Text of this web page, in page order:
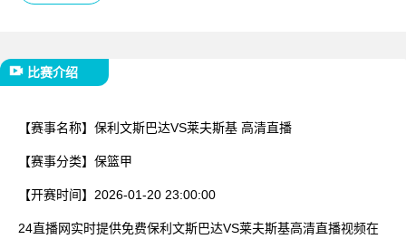
比赛介绍
【赛事名称】 保利文斯巴达VS莱夫斯基 高清直播
【赛事分类】 保篮甲
【开赛时间】 2026-01-20 23:00:00
24直播网实时提供免费保利文斯巴达VS莱夫斯基高清直播视频在